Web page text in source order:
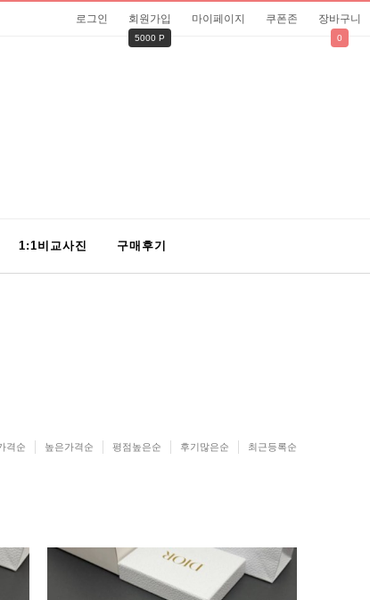
로그인 회원가입
5000 P
마이페이지 쿠폰존 장바구니
0
1:1비교사진 구매후기
격순 높은가격순 평점높은순 후기많은순 최근등록순